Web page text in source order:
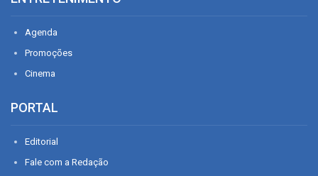
Agenda
Promoções
Cinema
PORTAL
Editorial
Fale com a Redação